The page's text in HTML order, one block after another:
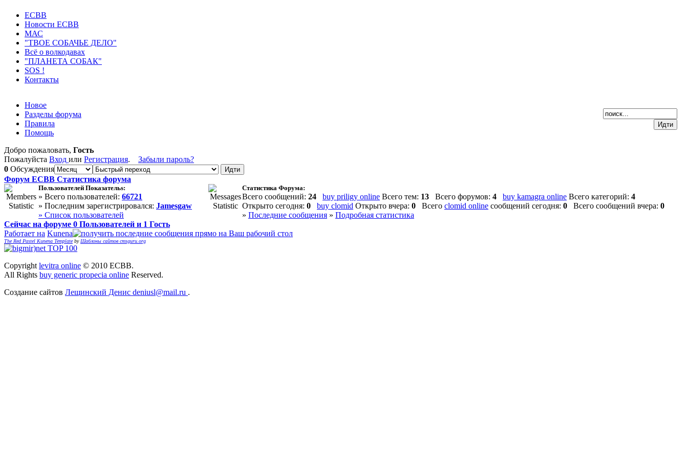
ECВB
Новости ЕСВВ
МАС
"ТВОЕ СОБАЧЬЕ ДЕЛО"
Всё о волкодавах
"ПЛАНЕТА СОБАК"
SOS !
Контакты
Новое
Разделы форума
Правила
Помощь
Добро пожаловать, Гость
Пожалуйста Вход или Регистрация. Забыли пароль?
0 Обсуждения
Форум ЕСВВ Статистика форума
Пользователей Показательs:
» Всего пользователей: 66721
» Последним зарегистрировался: Jamesgaw
» Список пользователей
Статистика Форума:
Всего сообщений: 24 buy priligy online Всего тем: 13 Всего форумов: 4 buy kamagra online Всего категорий: 4
Открыто сегодня: 0 buy clomid Открыто вчера: 0 Всего clomid online сообщений сегодня: 0 Всего сообщений вчера: 0
» Последние сообщения » Подробная статистика
Сейчас на форуме 0 Пользователей и 1 Гость
Работает на Kunena
The Red Pastel Kunena TemplatebyШаблоны сайтов cmsguru.org
Copyrightlevitra online © 2010 ЕСВВ.
All Rights buy generic propecia online Reserved.
Создание сайтов Лещинский Денис deniusl@mail.ru .